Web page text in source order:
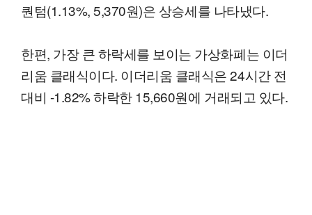
퀀텀(1.13%, 5,370원)은 상승세를 나타냈다.
한편, 가장 큰 하락세를 보이는 가상화폐는 이더
리움 클래식이다. 이더리움 클래식은 24시간 전
대비 -1.82% 하락한 15,660원에 거래되고 있다.